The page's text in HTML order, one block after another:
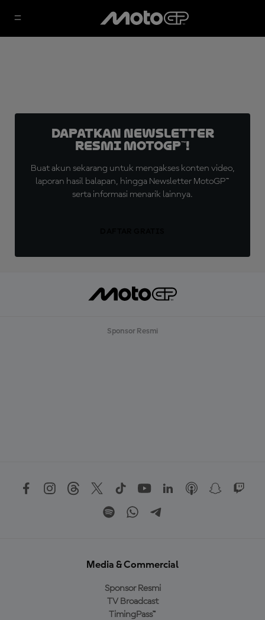
Dapatkan Newsletter
Resmi MotoGP™!
Buat akun sekarang untuk mengakses konten video,
laporan hasil balapan, hingga Newsletter MotoGP™
serta informasi menarik lainnya.
Sponsor Resmi
Media & Commercial
Sponsor Resmi
TV Broadcast
TimingPass™